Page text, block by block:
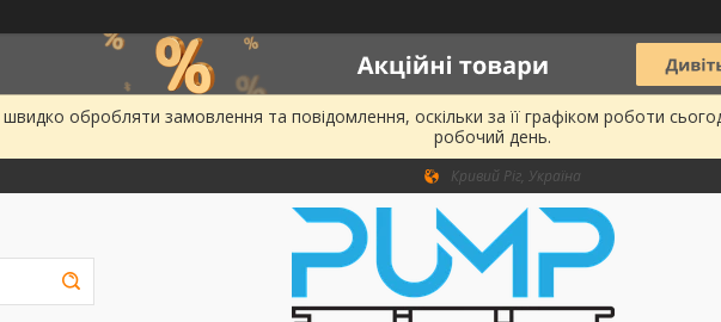
обробляти замовлення та повідомлення, оскільки за її графіком роботи
робочий день.
Кривий Ріг, Україна